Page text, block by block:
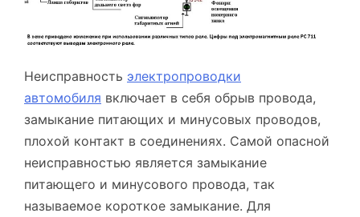
Неисправность электропроводки
автомобиля включает в себя обрыв провода,
замыкание питающих и минусовых проводов,
плохой контакт в соединениях. Самой опасной
неисправностью является замыкание
питающего и минусового провода, так
называемое короткое замыкание. Для